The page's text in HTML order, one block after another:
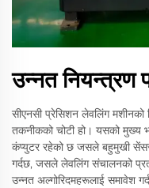
उन्नत नियन्त्रण
सीएनसी प्रेसिशन लेवलिंग
तकनीकको चोटी हो। यसको मुख्य
कंप्युटर रहेको छ जसले बहुमुखी
गर्दछ, जसले लेवलिंग संचालनको
उन्नत अल्गोरिदमहरूलाई समावेश